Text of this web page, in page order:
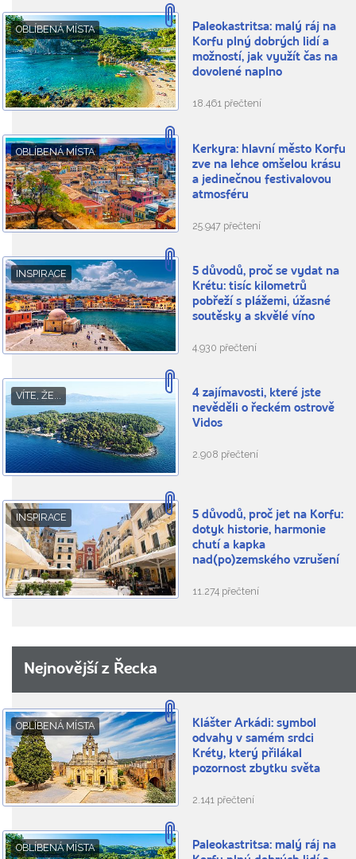
OBLÍBENÁ MÍSTA
Paleokastritsa: malý ráj na
Korfu plný dobrých lidí a
možností, jak využít čas na
dovolené naplno
18.461 přečtení
OBLÍBENÁ MÍSTA
Kerkyra: hlavní město Korfu
zve na lehce omšelou krásu
a jedinečnou festivalovou
atmosféru
25.947 přečtení
INSPIRACE
5 důvodů, proč se vydat na
Krétu: tisíc kilometrů
pobřeží s plážemi, úžasné
soutěsky a skvělé víno
4.930 přečtení
VÍTE, ŽE...
4 zajímavosti, které jste
nevěděli o řeckém ostrově
Vidos
2.908 přečtení
INSPIRACE
5 důvodů, proč jet na Korfu:
dotyk historie, harmonie
chutí a kapka
nad(po)zemského vzrušení
11.274 přečtení
Nejnovější z Řecka
OBLÍBENÁ MÍSTA
Klášter Arkádi: symbol
odvahy v samém srdci
Kréty, který přilákal
pozornost zbytku světa
2.141 přečtení
OBLÍBENÁ MÍSTA
Paleokastritsa: malý ráj na